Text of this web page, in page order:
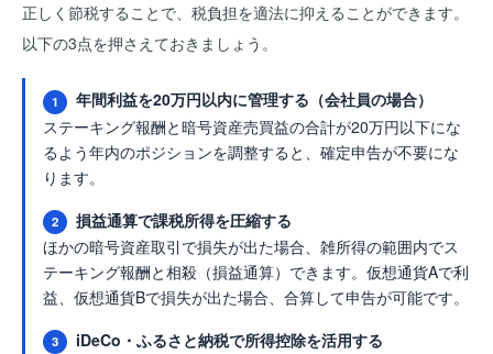
正しく節税することで、税負担を適法に抑えることができます。
以下の3点を押さえておきましょう。
1
年間利益を20万円以内に管理する（会社員の場合）
ステーキング報酬と暗号資産売買益の合計が20万円以下にな
るよう年内のポジションを調整すると、確定申告が不要にな
ります。
2
損益通算で課税所得を圧縮する
ほかの暗号資産取引で損失が出た場合、雑所得の範囲内でス
テーキング報酬と相殺（損益通算）できます。仮想通貨Aで利
益、仮想通貨Bで損失が出た場合、合算して申告が可能です。
3
iDeCo・ふるさと納税で所得控除を活用する